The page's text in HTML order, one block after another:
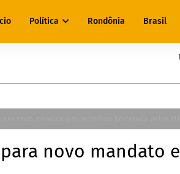
Política Rondônia Brasil
novo mandato